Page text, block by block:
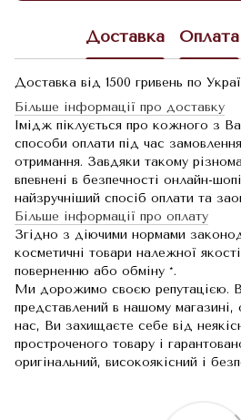
Доставка Оплата
Доставка від 1500 гривень по
Більше інформації про доставку
Імідж піклується про кожного з
способи оплати під час
отримання. Завдяки такому
впевнені в безпечності онлайн-
найзручніший спосіб оплати та
Більше інформації про оплату
Згідно з діючими нормами
косметичні товари належної
поверненню або обміну *.
Ми дорожимо своєю репутацією.
представлений в нашому магазині,
нас, Ви захищаєте себе від
простроченого товару і
оригінальний, високоякісний і